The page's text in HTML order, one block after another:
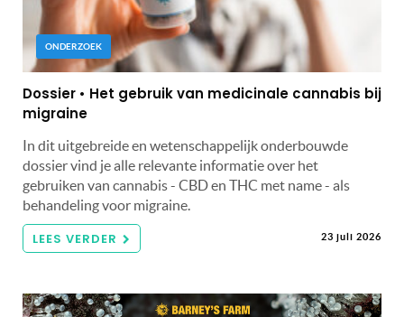
ONDERZOEK
Dossier • Het gebruik van medicinale cannabis bij
migraine
In dit uitgebreide en wetenschappelijk onderbouwde
dossier vind je alle relevante informatie over het
gebruiken van cannabis - CBD en THC met name - als
behandeling voor migraine.
LEES VERDER 23 juli 2026